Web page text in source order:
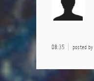
08:35 posted by